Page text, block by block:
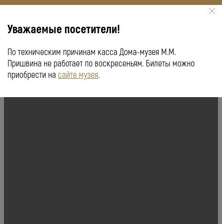
КУПИТЬ БИЛЕТ ПУШКИНСКАЯ КАРТА
Уважаемые посетители!
По техническим причинам касса Дома-музея М.М.
Пришвина не работает по воскресеньям. Билеты можно
приобрести на сайте музея.